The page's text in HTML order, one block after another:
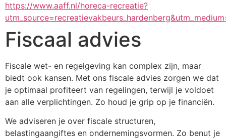
https://www.aaff.nl/horeca-recreatie?
Fiscaal advies
Fiscale wet- en regelgeving kan complex zijn, maar
biedt ook kansen. Met ons fiscale advies zorgen we dat
je optimaal profiteert van regelingen, terwijl je voldoet
aan alle verplichtingen. Zo houd je grip op je financiën.
We adviseren je over fiscale structuren,
belastingaangiftes en ondernemingsvormen. Zo benut je